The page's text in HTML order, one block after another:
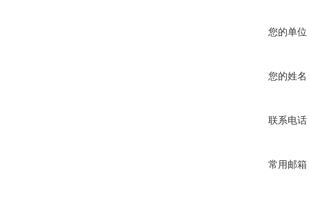
您的单位
您的姓名
联系电话
常用邮箱